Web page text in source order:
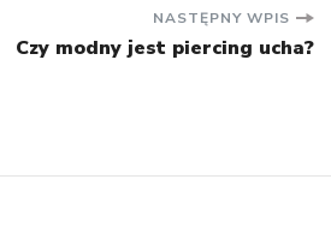
NASTĘPNY WPIS
Czy modny jest piercing ucha?